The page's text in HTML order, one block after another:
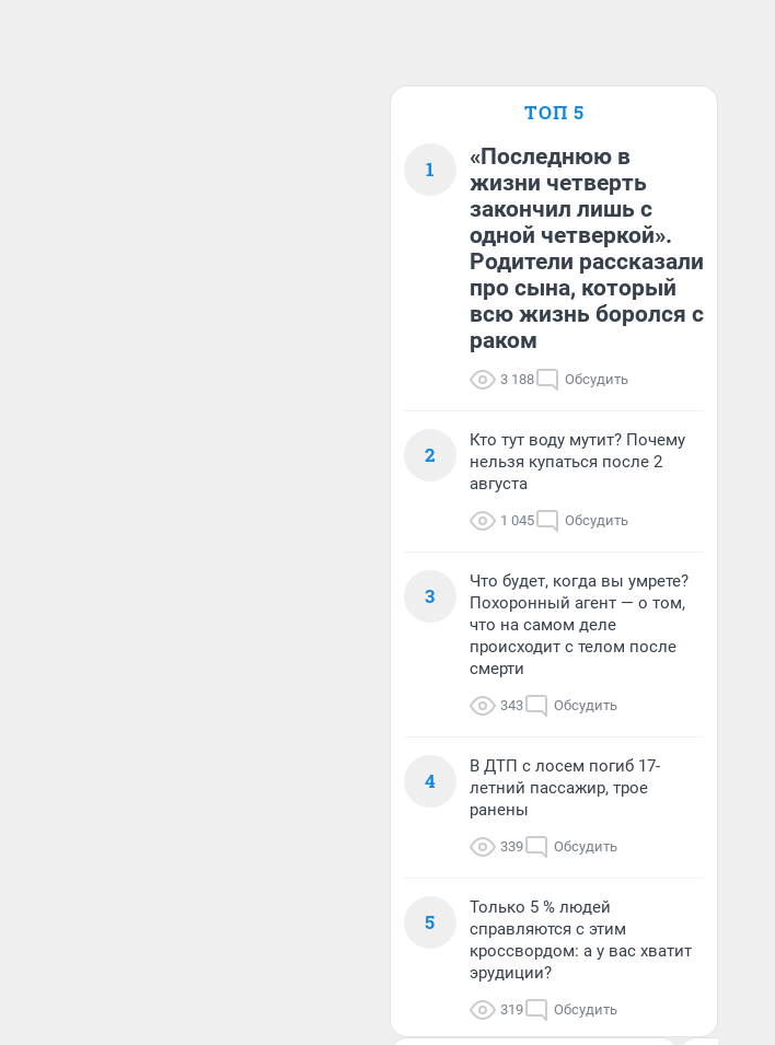
ТОП 5
1
«Последнюю в
жизни четверть
закончил лишь с
одной четверкой».
Родители рассказали
про сына, который
всю жизнь боролся с
раком
3 188 Обсудить
2
Кто тут воду мутит? Почему
нельзя купаться после 2
августа
1 045 Обсудить
3
Что будет, когда вы умрете?
Похоронный агент — о том,
что на самом деле
происходит с телом после
смерти
343 Обсудить
4
В ДТП с лосем погиб 17-
летний пассажир, трое
ранены
339 Обсудить
5
Только 5 % людей
справляются с этим
кроссвордом: а у вас хватит
эрудиции?
319 Обсудить